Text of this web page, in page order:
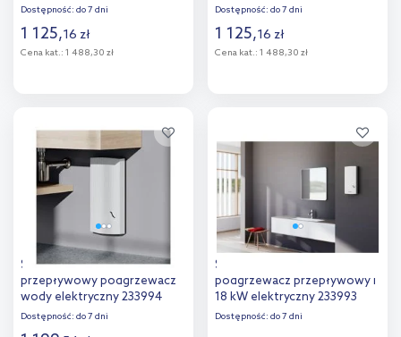
Dostępność: do 7 dni
1 125,16 zł
Cena kat.: 1 488,30 zł
Dodaj do
porównania
Dostępność: do 7 dni
1 125,16 zł
Cena kat.: 1 488,30 zł
porównania
Stiebel Eltron Peg 13
przepływowy podgrzewacz
wody elektryczny 233994
Dostępność: do 7 dni
Stiebel Eltron Pey 18/21/24
podgrzewacz przepływowy l
18 kW elektryczny 233993
Dostępność: do 7 dni